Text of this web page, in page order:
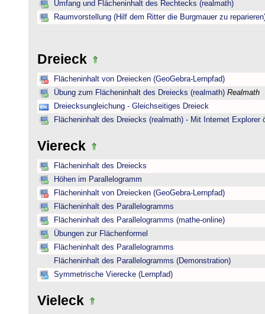
Umfang und Flächeninhalt des Rechtecks (realmath)
Raumvorstellung (Hilf dem Ritter die Burgmauer zu
Dreieck
Flächeninhalt von Dreiecken (GeoGebra-Lernpfad)
Übung zum Flächeninhalt des Dreiecks (realmath) Realmath
Dreiecksungleichung - Gleichseitiges Dreieck
Flächeninhalt des Dreiecks (realmath) - Mit Internet Explorer
Viereck
Flächeninhalt des Dreiecks
Höhen im Parallelogramm
Flächeninhalt von Dreiecken (GeoGebra-Lernpfad)
Flächeninhalt des Parallelogramms
Flächeninhalt des Parallelogramms (mathe-online)
Übungen zur Flächenformel
Flächeninhalt des Parallelogramms
Flächeninhalt des Parallelogramms (Demonstration)
Symmetrische Vierecke (Lernpfad)
Vieleck